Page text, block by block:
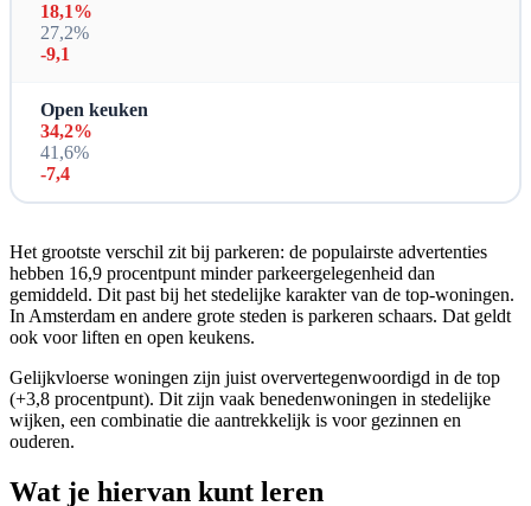
18,1%
27,2%
-9,1
Open keuken
34,2%
41,6%
-7,4
Het grootste verschil zit bij parkeren: de populairste advertenties
hebben 16,9 procentpunt minder parkeergelegenheid dan
gemiddeld. Dit past bij het stedelijke karakter van de top-woningen.
In Amsterdam en andere grote steden is parkeren schaars. Dat geldt
ook voor liften en open keukens.
Gelijkvloerse woningen zijn juist oververtegenwoordigd in de top
(+3,8 procentpunt). Dit zijn vaak benedenwoningen in stedelijke
wijken, een combinatie die aantrekkelijk is voor gezinnen en
ouderen.
Wat je hiervan kunt leren